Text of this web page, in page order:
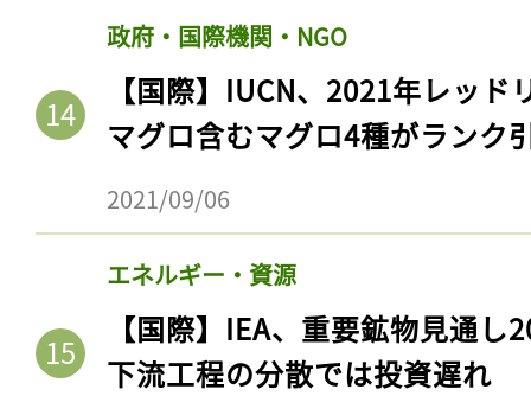
政府・国際機関・NGO
【国際】IUCN、2021年レッ
マグロ含むマグロ4種がランク
2021/09/06
エネルギー・資源
【国際】IEA、重要鉱物見通
下流工程の分散では投資遅れ